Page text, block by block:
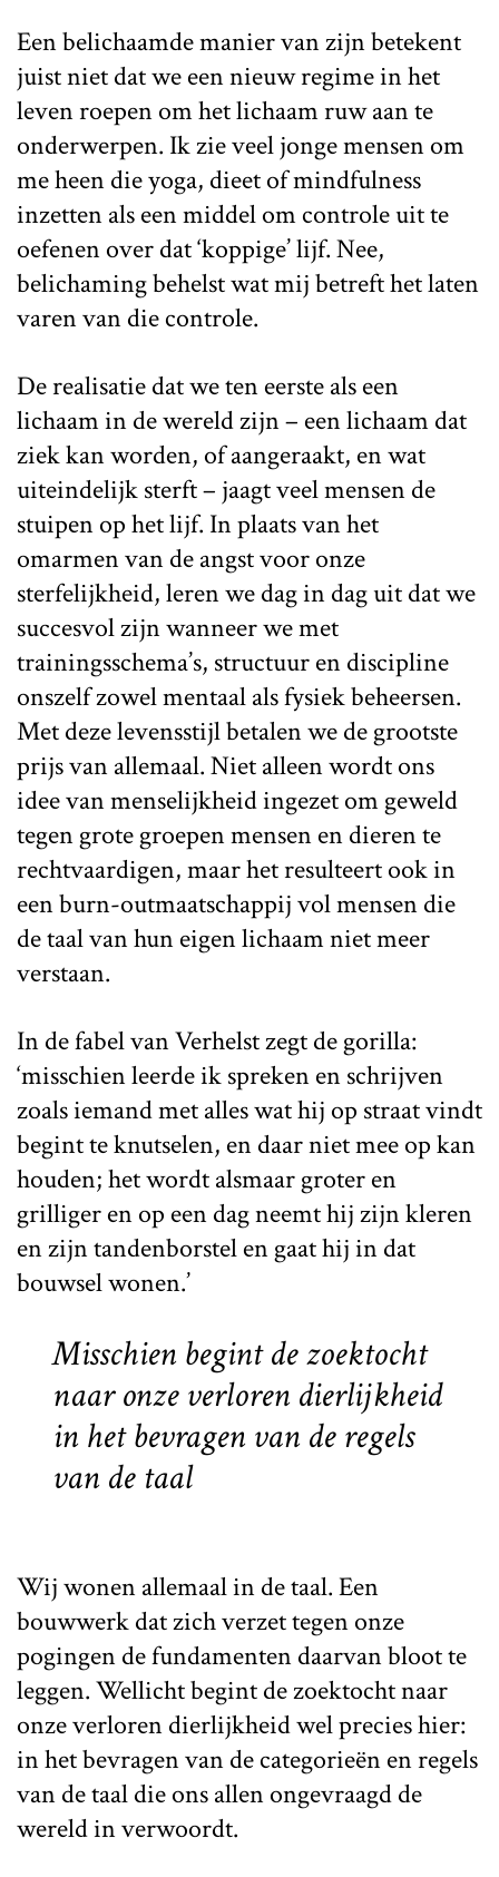
Een belichaamde manier van zijn betekent
juist niet dat we een nieuw regime in het
leven roepen om het lichaam ruw aan te
onderwerpen. Ik zie veel jonge mensen om
me heen die yoga, dieet of mindfulness
inzetten als een middel om controle uit te
oefenen over dat ‘koppige’ lijf. Nee,
belichaming behelst wat mij betreft het laten
varen van die controle.
De realisatie dat we ten eerste als een
lichaam in de wereld zijn – een lichaam dat
ziek kan worden, of aangeraakt, en wat
uiteindelijk sterft – jaagt veel mensen de
stuipen op het lijf. In plaats van het
omarmen van de angst voor onze
sterfelijkheid, leren we dag in dag uit dat we
succesvol zijn wanneer we met
trainingsschema’s, structuur en discipline
onszelf zowel mentaal als fysiek beheersen.
Met deze levensstijl betalen we de grootste
prijs van allemaal. Niet alleen wordt ons
idee van menselijkheid ingezet om geweld
tegen grote groepen mensen en dieren te
rechtvaardigen, maar het resulteert ook in
een burn-outmaatschappij vol mensen die
de taal van hun eigen lichaam niet meer
verstaan.
In de fabel van Verhelst zegt de gorilla:
‘misschien leerde ik spreken en schrijven
zoals iemand met alles wat hij op straat vindt
begint te knutselen, en daar niet mee op kan
houden; het wordt alsmaar groter en
grilliger en op een dag neemt hij zijn kleren
en zijn tandenborstel en gaat hij in dat
bouwsel wonen.’
Misschien begint de zoektocht
naar onze verloren dierlijkheid
in het bevragen van de regels
van de taal
Wij wonen allemaal in de taal. Een
bouwwerk dat zich verzet tegen onze
pogingen de fundamenten daarvan bloot te
leggen. Wellicht begint de zoektocht naar
onze verloren dierlijkheid wel precies hier:
in het bevragen van de categorieën en regels
van de taal die ons allen ongevraagd de
wereld in verwoordt.